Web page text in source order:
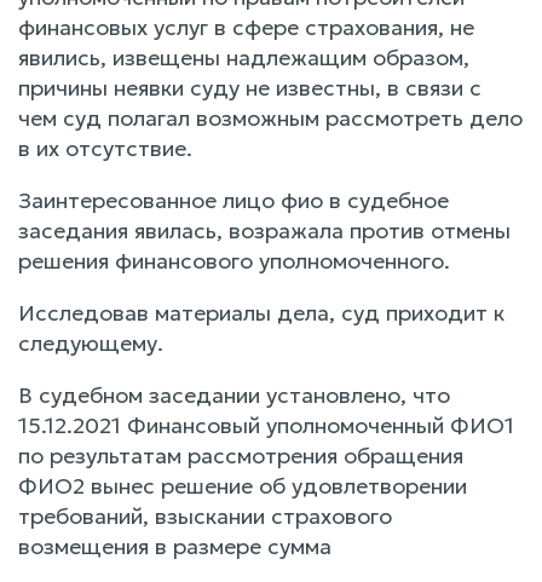
финансовых услуг в сфере страхования, не
явились, извещены надлежащим образом,
причины неявки суду не известны, в связи с
чем суд полагал возможным рассмотреть дело
в их отсутствие.
Заинтересованное лицо фио в судебное
заседания явилась, возражала против отмены
решения финансового уполномоченного.
Исследовав материалы дела, суд приходит к
следующему.
В судебном заседании установлено, что
15.12.2021 Финансовый уполномоченный ФИО1
по результатам рассмотрения обращения
ФИО2 вынес решение об удовлетворении
требований, взыскании страхового
возмещения в размере сумма